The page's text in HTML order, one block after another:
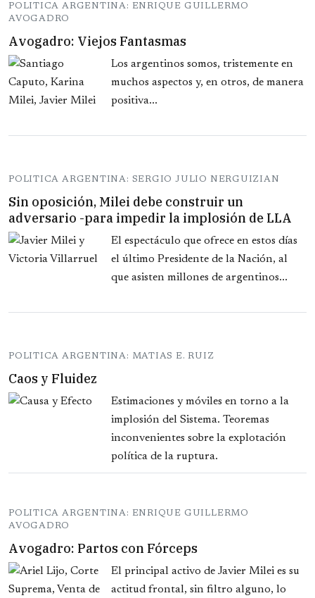
POLITICA ARGENTINA: ENRIQUE GUILLERMO
AVOGADRO
Avogadro: Viejos Fantasmas
Los argentinos somos, tristemente en
muchos aspectos y, en otros, de manera
positiva...
POLITICA ARGENTINA: SERGIO JULIO NERGUIZIAN
Sin oposición, Milei debe construir un
adversario -para impedir la implosión de LLA
El espectáculo que ofrece en estos días
el último Presidente de la Nación, al
que asisten millones de argentinos...
POLITICA ARGENTINA: MATIAS E. RUIZ
Caos y Fluidez
Estimaciones y móviles en torno a la
implosión del Sistema. Teoremas
inconvenientes sobre la explotación
política de la ruptura.
POLITICA ARGENTINA: ENRIQUE GUILLERMO
AVOGADRO
Avogadro: Partos con Fórceps
El principal activo de Javier Milei es su
actitud frontal, sin filtro alguno, lo